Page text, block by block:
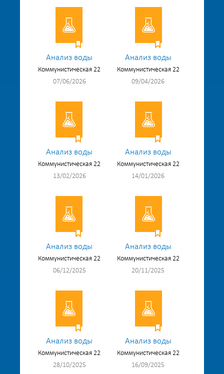
Анализ воды
Коммунистическая 22
07/06/2026
Анализ воды
Коммунистическая 22
09/04/2026
Анализ воды
Коммунистическая 22
13/02/2026
Анализ воды
Коммунистическая 22
14/01/2026
Анализ воды
Коммунистическая 22
06/12/2025
Анализ воды
Коммунистическая 22
20/11/2025
Анализ воды
Коммунистическая 22
28/10/2025
Анализ воды
Коммунистическая 22
16/09/2025